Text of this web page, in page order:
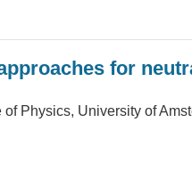
for
Physics, University of